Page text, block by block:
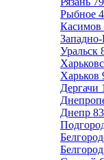
Рыбное 4
Касимов
Западно-
Уральск
Харьков
Дергачи 1
Днепр 83
Белгород